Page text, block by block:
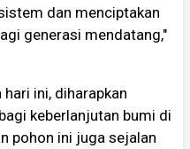
dan menciptakan
generasi mendatang,"
ini, diharapkan
keberlanjutan bumi di
pohon ini juga sejalan